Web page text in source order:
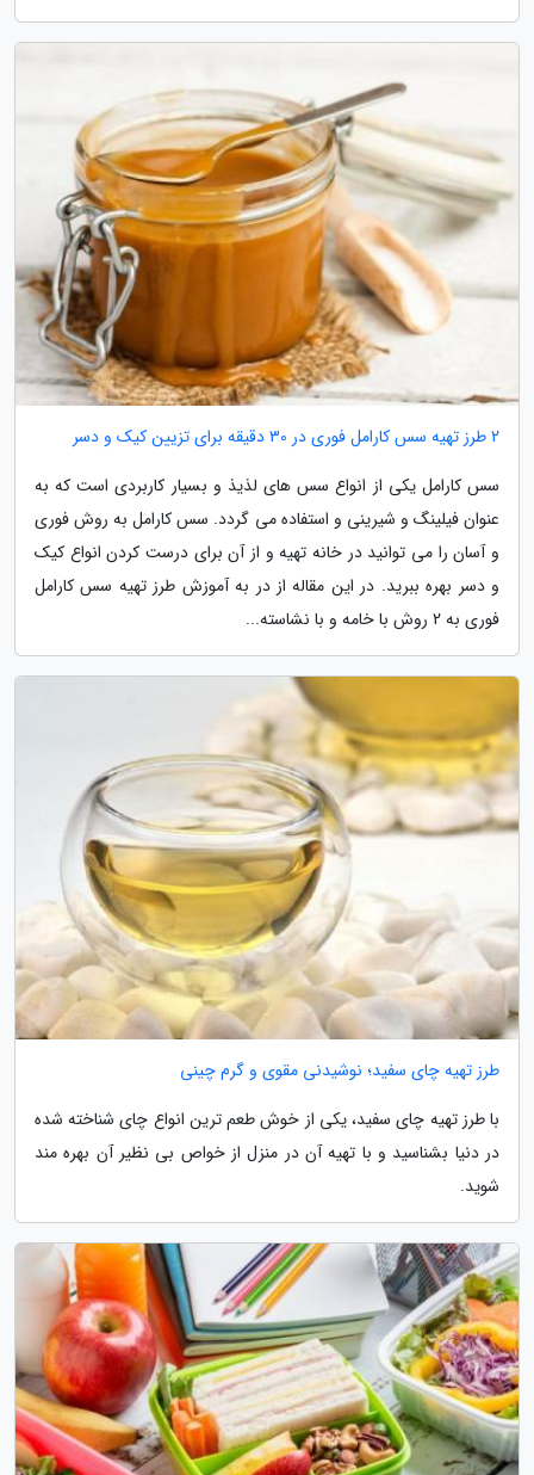
2 طرز تهیه سس کارامل فوری در 30 دقیقه برای تزیین کیک و دسر
سس کارامل یکی از انواع سس های لذیذ و بسیار کاربردی است که به
عنوان فیلینگ و شیرینی و استفاده می گردد. سس کارامل به روش فوری
و آسان را می توانید در خانه تهیه و از آن برای درست کردن انواع کیک
و دسر بهره ببرید. در این مقاله از در به آموزش طرز تهیه سس کارامل
فوری به 2 روش با خامه و با نشاسته...
طرز تهیه چای سفید؛ نوشیدنی مقوی و گرم چینی
با طرز تهیه چای سفید، یکی از خوش طعم ترین انواع چای شناخته شده
در دنیا بشناسید و با تهیه آن در منزل از خواص بی نظیر آن بهره مند
شوید.